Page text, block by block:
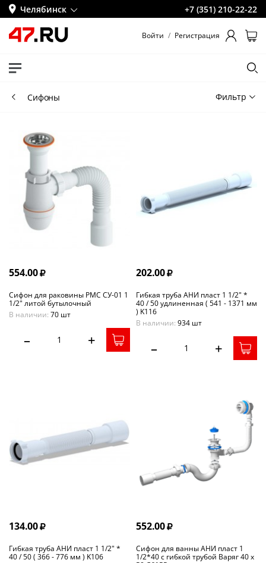
Челябинск +7 (351) 210-22-22
Войти / Регистрация
Сифоны Фильтр
554.00
Сифон для раковины РМС СУ-01 1
1/2" литой бутылочный
В наличии: 70 шт
– +
202.00
Гибкая труба АНИ пласт 1 1/2" *
40 / 50 удлиненная ( 541 - 1371 мм
) K116
В наличии: 934 шт
– +
134.00
Гибкая труба АНИ пласт 1 1/2" *
40 / 50 ( 366 - 776 мм ) K106
552.00
Сифон для ванны АНИ пласт 1
1/2*40 с гибкой трубой Варяг 40 х